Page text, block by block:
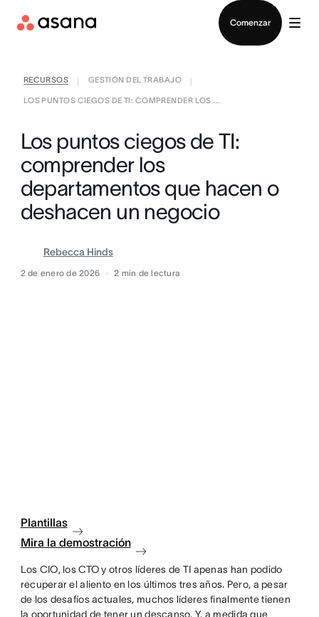
Comenzar
RECURSOS GESTIÓN DEL TRABAJO
LOS PUNTOS CIEGOS DE TI: COMPRENDER LOS ...
Los puntos ciegos de TI:
comprender los
departamentos que hacen o
deshacen un negocio
Rebecca Hinds
2 de enero de 2026 2 min de lectura
Plantillas
Mira la demostración
Los CIO, los CTO y otros líderes de TI apenas han podido
recuperar el aliento en los últimos tres años. Pero, a pesar
de los desafíos actuales, muchos líderes finalmente tienen
la oportunidad de tener un descanso. Y, a medida que